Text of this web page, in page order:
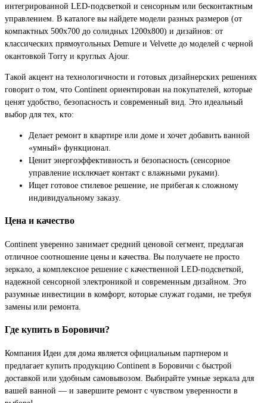
интегрированной LED-подсветкой и сенсорным или бесконтактным
управлением. В каталоге вы найдете модели разных размеров (от
компактных 500x700 до солидных 1200x800) и дизайнов: от
классических прямоугольных Demure и Velvette до моделей с черной
окантовкой Torry и круглых Ajour.
Такой акцент на технологичности и готовых дизайнерских решениях
говорит о том, что Continent ориентирован на покупателей, которые
ценят удобство, безопасность и современный вид. Это идеальный
выбор для тех, кто:
Делает ремонт в квартире или доме и хочет добавить ванной
«умный» функционал.
Ценит энергоэффективность и безопасность (сенсорное
управление исключает контакт с влажными руками).
Ищет готовое стилевое решение, не прибегая к сложному
индивидуальному заказу.
Цена и качество
Continent уверенно занимает средний ценовой сегмент, предлагая
отличное соотношение цены и качества. Вы получаете не просто
зеркало, а комплексное решение с качественной LED-подсветкой,
надежной сенсорной электроникой и современным дизайном. Это
разумные инвестиции в комфорт, которые служат годами, не требуя
замены или ремонта.
Где купить в Боровичи?
Компания Идеи для дома является официальным партнером и
предлагает купить продукцию Continent в Боровичи с быстрой
доставкой или удобным самовывозом. Выбирайте умные зеркала для
вашей ванной — и завершите ремонт с чувством уверенности в